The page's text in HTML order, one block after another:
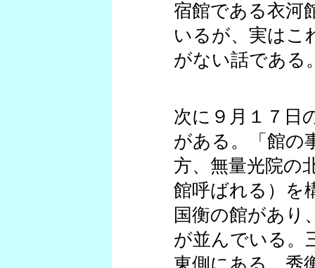
宿館である衣河
いるが、実はこ
がない話である
次に９月１７日
がある。「館の
方、無量光院の
館呼ばれる）を
国衡の館があり
が並んでいる。